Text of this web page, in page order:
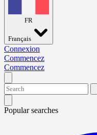
FR
Français
Connexion
Commencez
Commencez
Popular searches